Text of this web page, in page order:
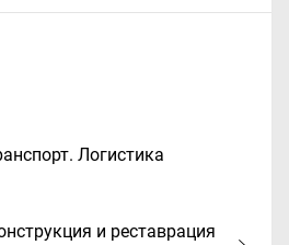
Логистика
и реставрация